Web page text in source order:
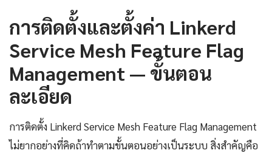
การติดตั้งและตั้งค่า Linkerd
Service Mesh Feature Flag
Management — ขั้นตอน
ละเอียด
การติดตั้ง Linkerd Service Mesh Feature Flag Management
ไม่ยากอย่างที่คิดถ้าทำตามขั้นตอนอย่างเป็นระบบ สิ่งสำคัญคือ